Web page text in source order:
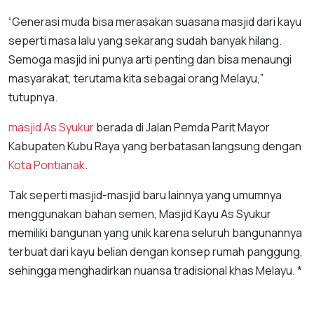
“Generasi muda bisa merasakan suasana masjid dari kayu
seperti masa lalu yang sekarang sudah banyak hilang.
Semoga masjid ini punya arti penting dan bisa menaungi
masyarakat, terutama kita sebagai orang Melayu,”
tutupnya.
masjid As Syukurberada di Jalan Pemda Parit Mayor
Kabupaten Kubu Raya yang berbatasan langsung dengan
Kota Pontianak.
Tak seperti masjid-masjid baru lainnya yang umumnya
menggunakan bahan semen, Masjid Kayu As Syukur
memiliki bangunan yang unik karena seluruh bangunannya
terbuat dari kayu belian dengan konsep rumah panggung,
sehingga menghadirkan nuansa tradisional khas Melayu. *